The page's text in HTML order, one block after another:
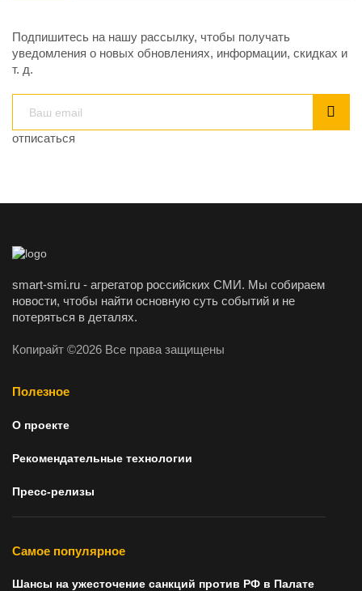
Подпишитесь на нашу рассылку, чтобы получать
уведомления о новых обновлениях, информации, скидках и
т. д.
отписаться
smart-smi.ru - агрегатор российских СМИ. Мы собираем
новости, чтобы найти основную суть событий и не
потеряться в деталях.
Копирайт ©2026 Все права защищены
Полезное
О проекте
Рекомендательные технологии
Пресс-релизы
Самое популярное
Шансы на ужесточение санкций против РФ в Палате